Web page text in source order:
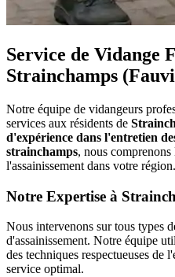
Service de Vidange
Strainchamps
Notre équipe de vidangeurs
services aux résidents de
d'expérience dans l'entretien
strainchamps, nous
l'assainissement dans votre région.
Notre Expertise à
Nous intervenons sur tous types
d'assainissement. Notre équipe
des techniques respectueuses de
service optimal.